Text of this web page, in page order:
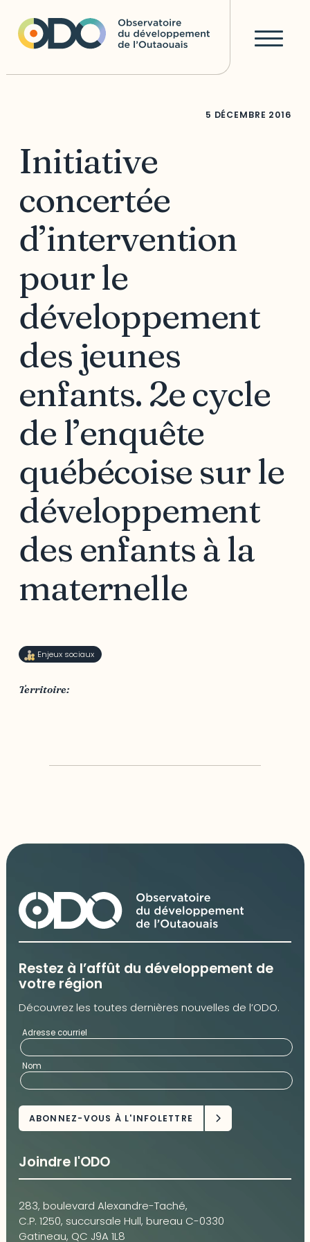
5 DÉCEMBRE 2016
Initiative
concertée
d’intervention
pour le
développement
des jeunes
enfants. 2e cycle
de l’enquête
québécoise sur le
développement
des enfants à la
maternelle
Enjeux sociaux
Territoire:
Restez à l’affût du développement de
votre région
Découvrez les toutes dernières nouvelles de l’ODO.
Adresse courriel
Nom
Joindre l'ODO
283, boulevard Alexandre-Taché,
C.P. 1250, succursale Hull, bureau C-0330
Gatineau, QC J9A 1L8